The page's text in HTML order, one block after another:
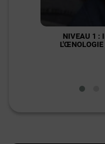
NIVEAU 1 :
L'ŒNOLOGIE